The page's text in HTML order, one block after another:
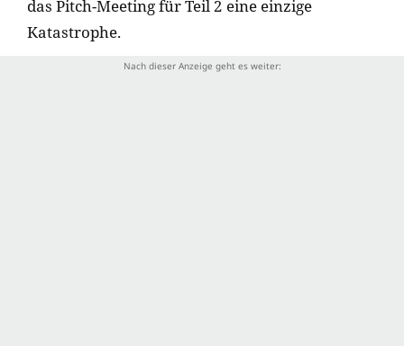
das Pitch-Meeting für Teil 2 eine einzige
Katastrophe.